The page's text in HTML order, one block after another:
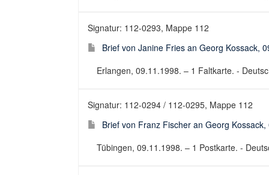
Signatur: 112-0293, Mappe 112
Brief von Janine Fries an Georg Kossack,
Erlangen, 09.11.1998. – 1 Faltkarte. -
Signatur: 112-0294 / 112-0295, Mappe 112
Brief von Franz Fischer an Georg
Tübingen, 09.11.1998. – 1 Postkarte. -